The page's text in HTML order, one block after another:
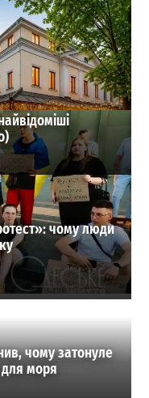
містечко для
чому люди
чому затонуле
моря